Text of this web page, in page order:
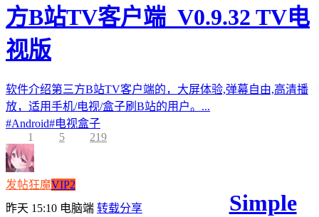
方B站TV客户端_V0.9.32 TV电
视版
软件介绍第三方B站TV客户端的，大屏体验,弹幕自由,高清播
放，适用手机/电视/盒子刷B站的用户。...
#Android#电视盒子
1
5 219
发帖狂魔VIP2
昨天 15:10 电脑端 转载分享
Simple